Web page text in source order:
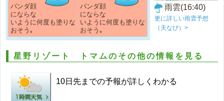
パンダ顔
にならな
いように何度も塗りな
おそう｡
パンダ顔
にならな
いように何度も塗りな
おそう｡
雨雲(16:40)
更に詳しい雨雲予想
（天なび）>
星野リゾート トマムのその他の情報を見る
10日先までの予報が詳しくわかる